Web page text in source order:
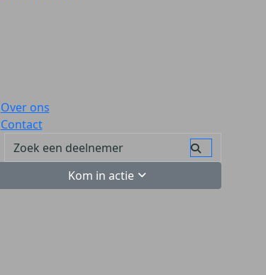
Over ons
Contact
Kom in actie